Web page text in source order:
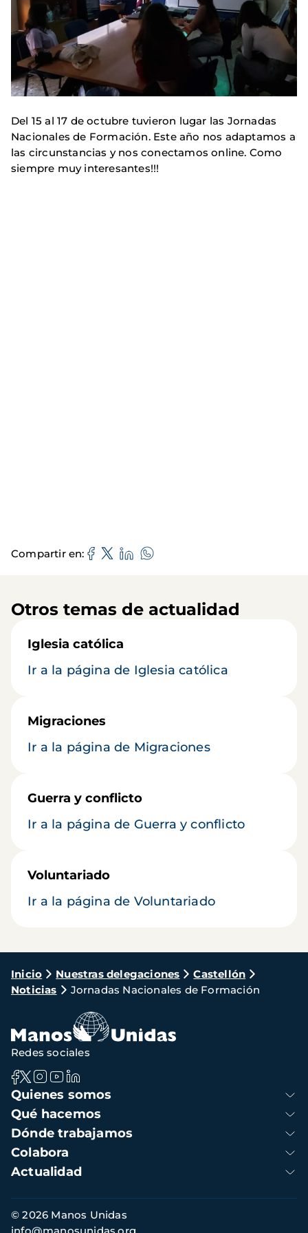
Del 15 al 17 de octubre tuvieron lugar las Jornadas
Nacionales de Formación. Este año nos adaptamos a
las circunstancias y nos conectamos online. Como
siempre muy interesantes!!!
Compartir en
Otros temas de actualidad
Iglesia católica
Ir a la página de Iglesia católica
Migraciones
Ir a la página de Migraciones
Guerra y conflicto
Ir a la página de Guerra y conflicto
Voluntariado
Ir a la página de Voluntariado
Ruta
de
navegación
Inicio Nuestras delegaciones
Castellón
Noticias
Jornadas Nacionales de Formación
Navegación
principal
Quienes somos
Qué hacemos
Dónde trabajamos
Colabora
Actualidad
Redes sociales
Información
de
© 2026 Manos Unidas